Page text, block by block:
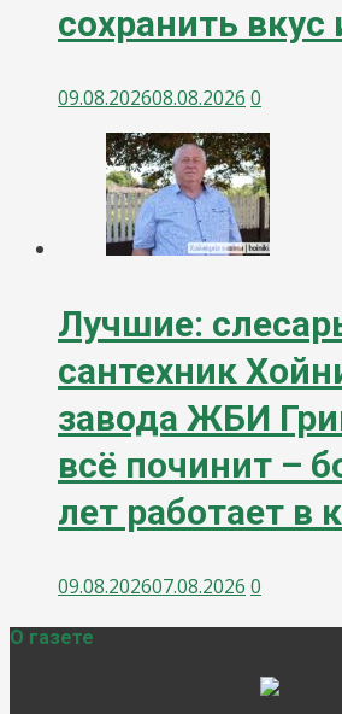
сохранить
09.08.202608.08.2026 0
Лучшие:
сантехник
завода ЖБИ
всё починит –
лет работает в
09.08.202607.08.2026 0
О газете